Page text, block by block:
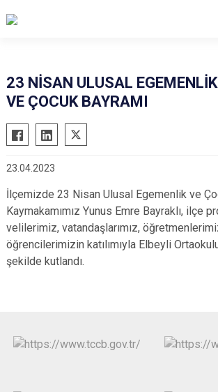
Elbeyli
Musabeyli
23 NİSAN ULUSAL EGEMENLİK
VE ÇOCUK BAYRAMI
23.04.2023
İlçemizde 23 Nisan Ulusal Egemenlik ve
Kaymakamımız Yunus Emre Bayraklı, ilçe
velilerimiz, vatandaşlarımız,
öğrencilerimizin katılımıyla Elbeyli
şekilde kutlandı.